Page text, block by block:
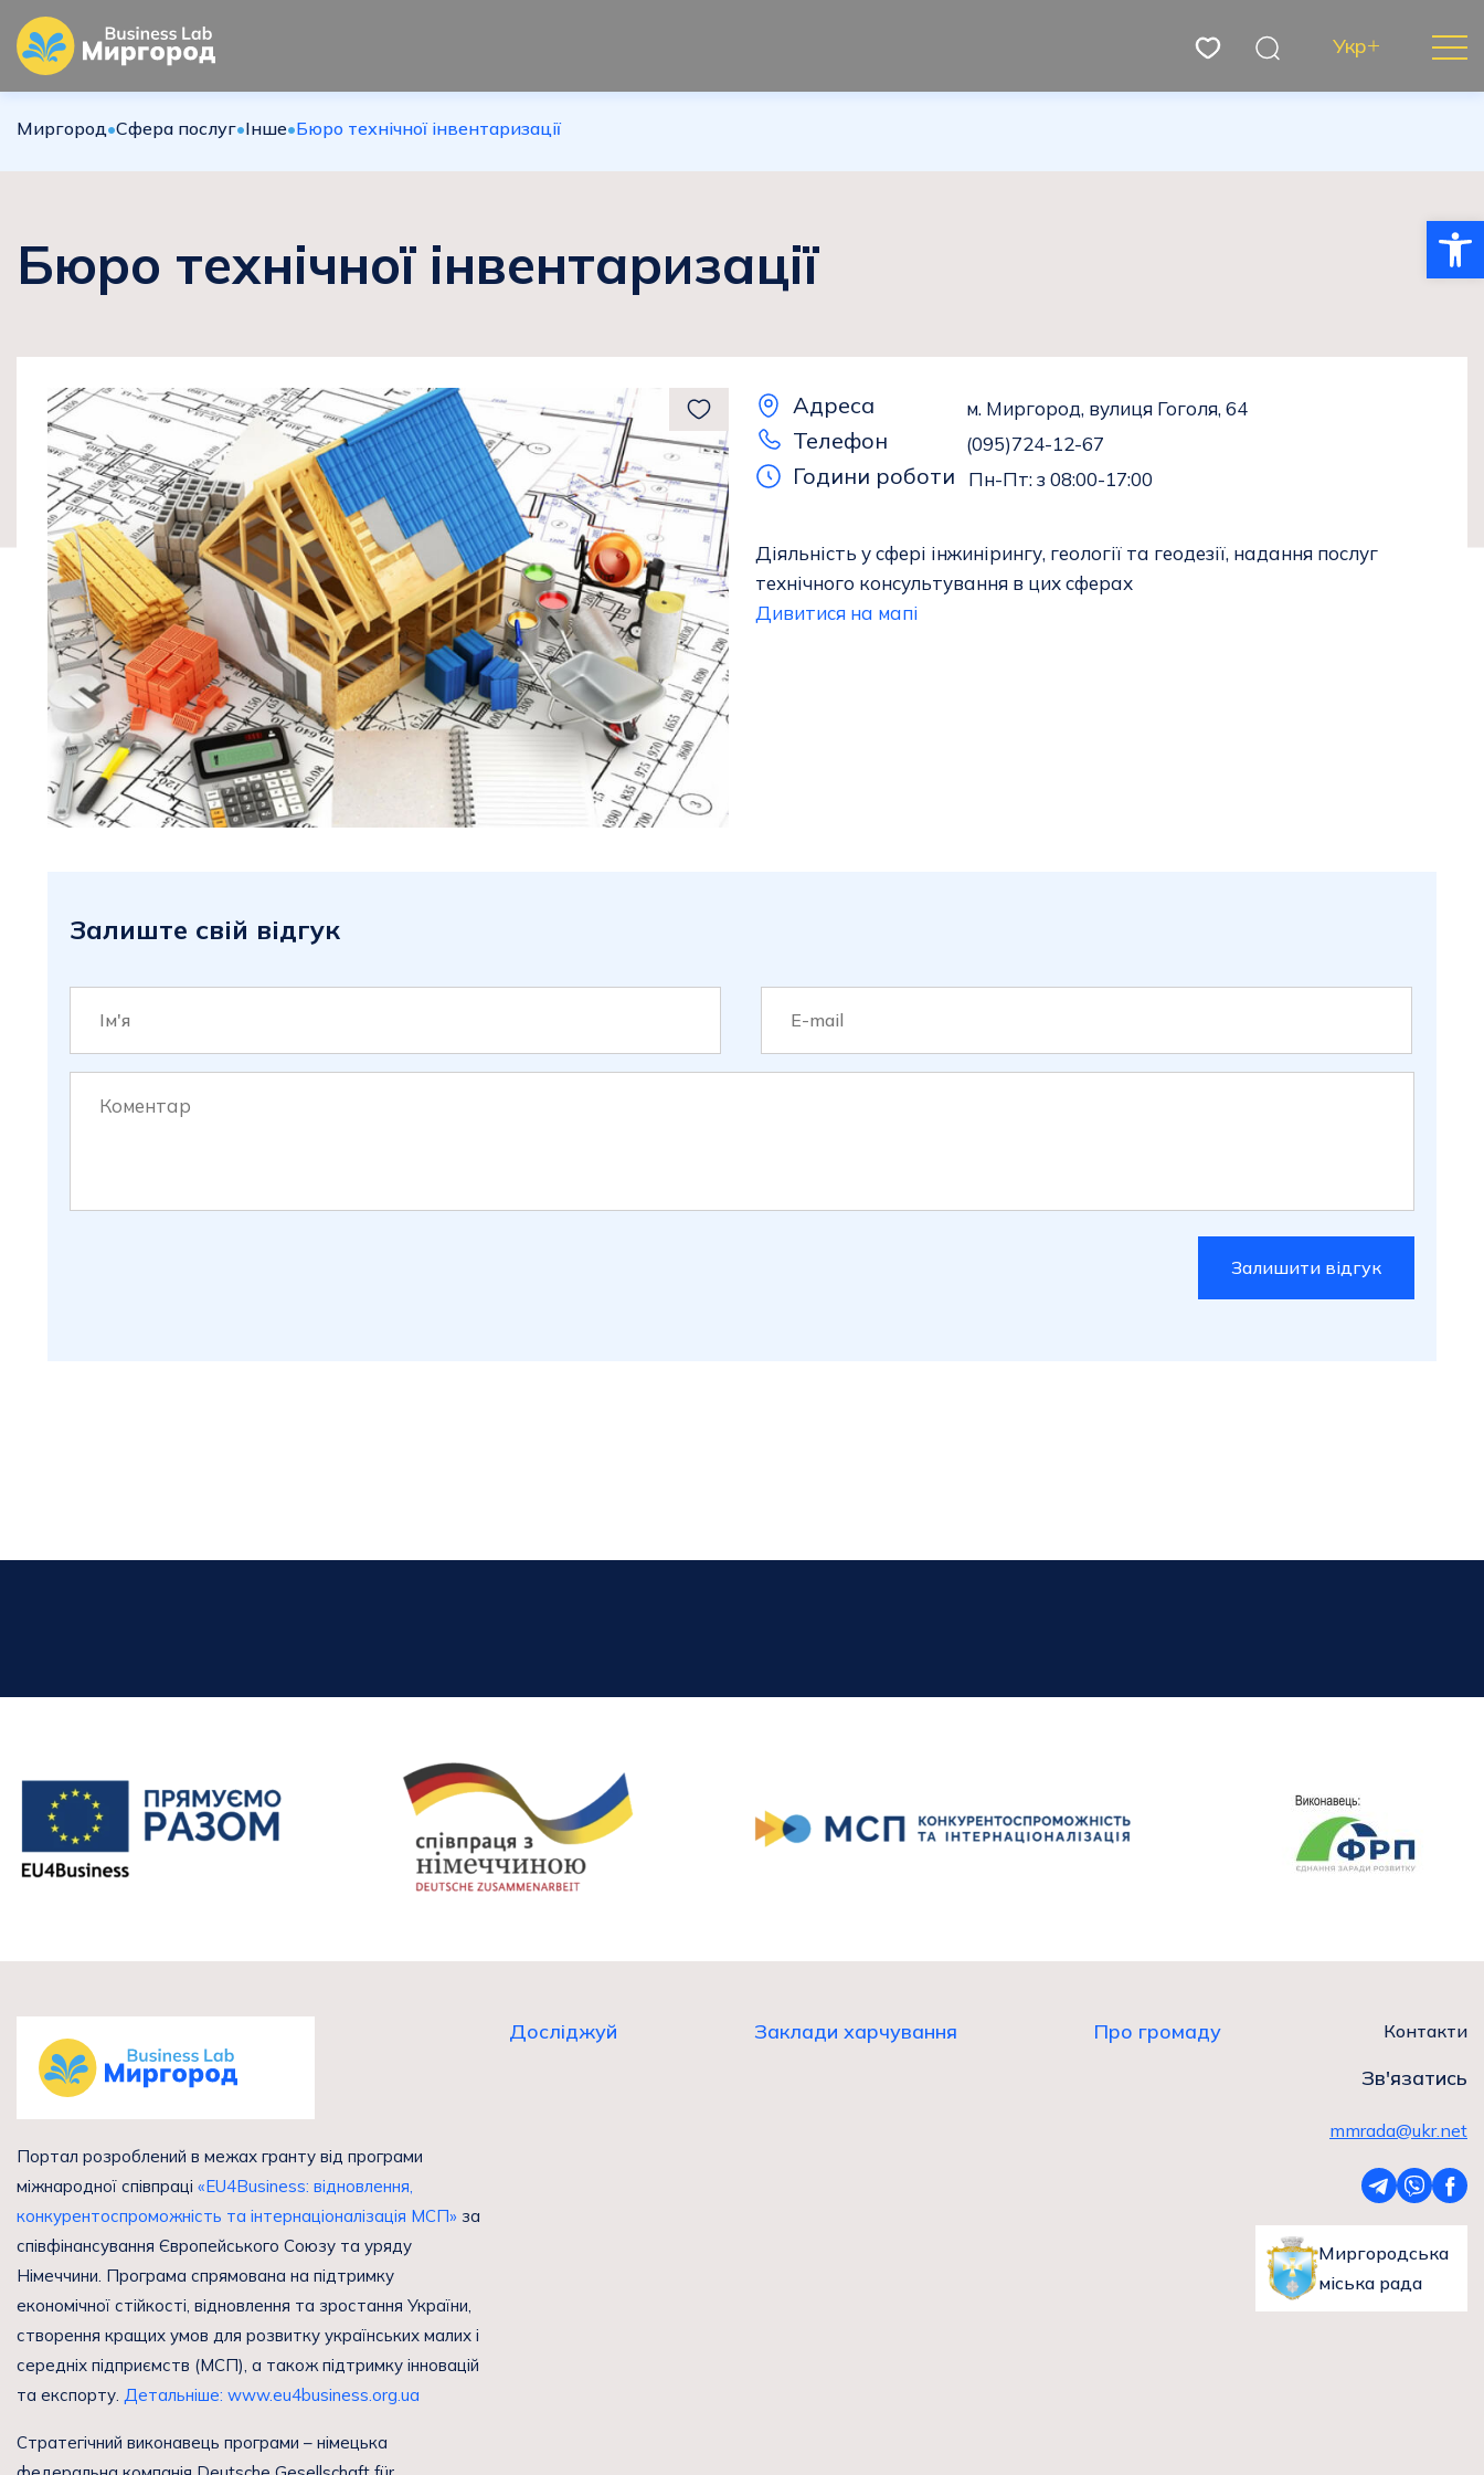
Укр
Миргород•Сфера послуг•Інше•Бюро технічної інвентаризації
Бюро технічної інвентаризації
Адреса м. Миргород, вулиця Гоголя, 64
Телефон (095)724-12-67
Години роботи Пн-Пт: з 08:00-17:00
Діяльність у сфері інжинірингу, геології та геодезії, надання послуг
технічного консультування в цих сферах
Дивитися на мапі
Залиште свій відгук
Портал розроблений в межах гранту від програми
міжнародної співпраці «EU4Business: відновлення,
конкурентоспроможність та інтернаціоналізація МСП» за
співфінансування Європейського Союзу та уряду
Німеччини. Програма спрямована на підтримку
економічної стійкості, відновлення та зростання України,
створення кращих умов для розвитку українських малих і
середніх підприємств (МСП), а також підтримку інновацій
та експорту. Детальніше: www.eu4business.org.ua
Стратегічний виконавець програми – німецька
Досліджуй Заклади харчування Про громаду Контакти
Зв'язатись
mmrada@ukr.net
Миргородська
міська рада